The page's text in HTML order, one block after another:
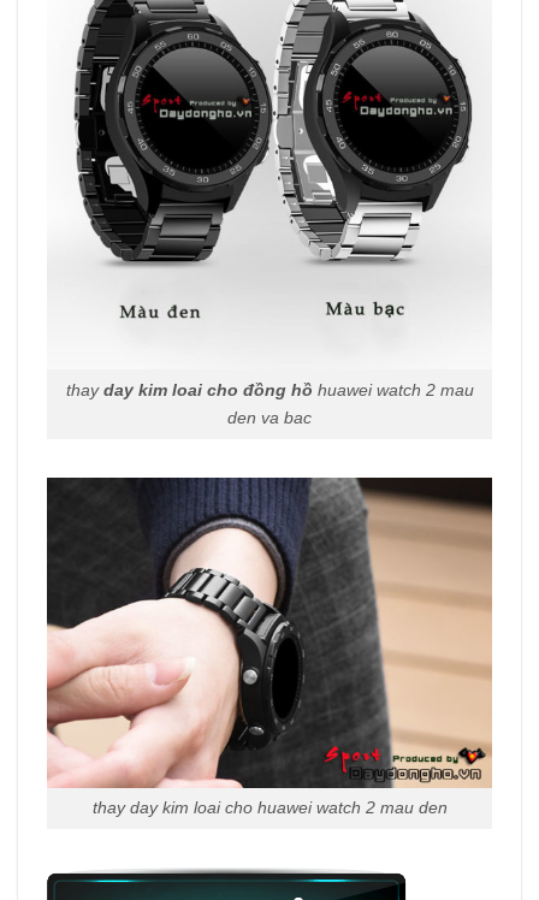
thayday kim loai cho đồng hồ huawei watch 2 mau
den va bac
thay day kim loai cho huawei watch 2 mau den